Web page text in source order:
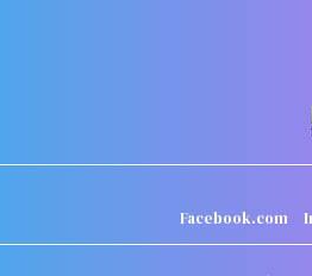
Facebook.com